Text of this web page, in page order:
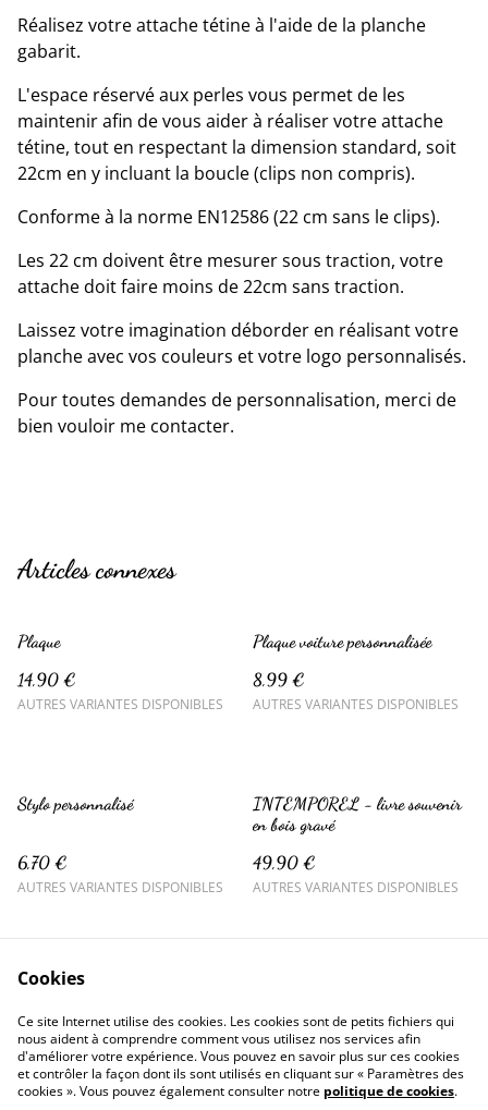
Réalisez votre attache tétine à l'aide de la planche
gabarit.
L'espace réservé aux perles vous permet de les
maintenir afin de vous aider à réaliser votre attache
tétine, tout en respectant la dimension standard, soit
22cm en y incluant la boucle (clips non compris).
Conforme à la norme EN12586 (22 cm sans le clips).
Les 22 cm doivent être mesurer sous traction, votre
attache doit faire moins de 22cm sans traction.
Laissez votre imagination déborder en réalisant votre
planche avec vos couleurs et votre logo personnalisés.
Pour toutes demandes de personnalisation, merci de
bien vouloir me contacter.
Articles connexes
Plaque
14,90 €
AUTRES VARIANTES DISPONIBLES
Plaque voiture personnalisée
8,99 €
AUTRES VARIANTES DISPONIBLES
Stylo personnalisé
6,70 €
AUTRES VARIANTES DISPONIBLES
INTEMPOREL - livre souvenir
en bois gravé
49,90 €
AUTRES VARIANTES DISPONIBLES
Contactez-nous
Conditions
Politique de confidentialité
Politique de cookies
Cookies
Ce site Internet utilise des cookies. Les cookies sont de petits fichiers qui
nous aident à comprendre comment vous utilisez nos services afin
d'améliorer votre expérience. Vous pouvez en savoir plus sur ces cookies
et contrôler la façon dont ils sont utilisés en cliquant sur « Paramètres des
cookies ». Vous pouvez également consulter notre politique de cookies.